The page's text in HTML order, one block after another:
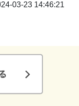
03-23 14:46:21